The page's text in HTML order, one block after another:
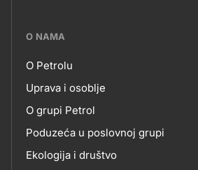
???
skupno.footer-
title???
O NAMA
O
NAMA
O Petrolu
Uprava i osoblje
O grupi Petrol
Poduzeća u poslovnoj grupi
Ekologija i društvo